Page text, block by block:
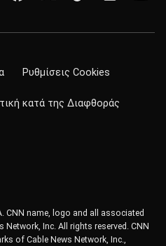
Ρυθμίσεις Cookies
κατά της Διαφθοράς
CNN name, logo and all associated
Inc. All rights reserved. CNN
of Cable News Network, Inc.,